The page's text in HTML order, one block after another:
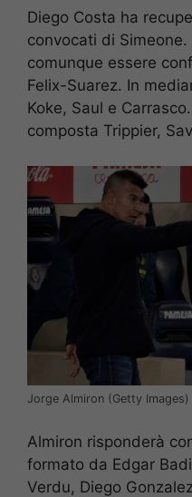
Diego Costa ha
convocati di
comunque essere
Felix-Suarez. In
Koke, Saul e
composta Trippier,
Jorge Almiron (Getty Images)
Almiron risponderà
formato da Edgar
Verdu, Diego